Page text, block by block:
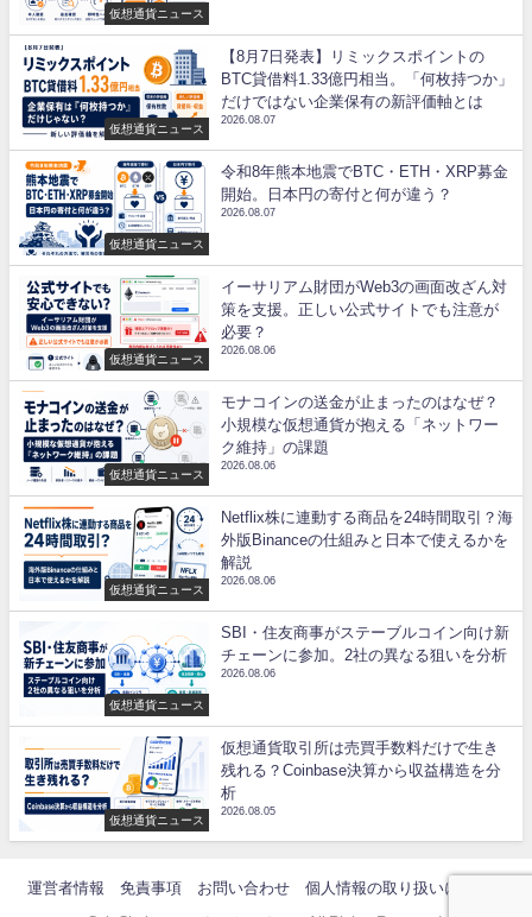
仮想通貨ニュース
仮想通貨ニュース
【8月7日発表】リミックスポイントの
BTC貸借料1.33億円相当。「何枚持つか」
だけではない企業保有の新評価軸とは
2026.08.07
仮想通貨ニュース
令和8年熊本地震でBTC・ETH・XRP募金
開始。日本円の寄付と何が違う？
2026.08.07
仮想通貨ニュース
イーサリアム財団がWeb3の画面改ざん対
策を支援。正しい公式サイトでも注意が
必要？
2026.08.06
仮想通貨ニュース
モナコインの送金が止まったのはなぜ？
小規模な仮想通貨が抱える「ネットワー
ク維持」の課題
2026.08.06
仮想通貨ニュース
Netflix株に連動する商品を24時間取引？海
外版Binanceの仕組みと日本で使えるかを
解説
2026.08.06
仮想通貨ニュース
SBI・住友商事がステーブルコイン向け新
チェーンに参加。2社の異なる狙いを分析
2026.08.06
仮想通貨ニュース
仮想通貨取引所は売買手数料だけで生き
残れる？Coinbase決算から収益構造を分
析
2026.08.05
運営者情報 免責事項 お問い合わせ 個人情報の取り扱いについて